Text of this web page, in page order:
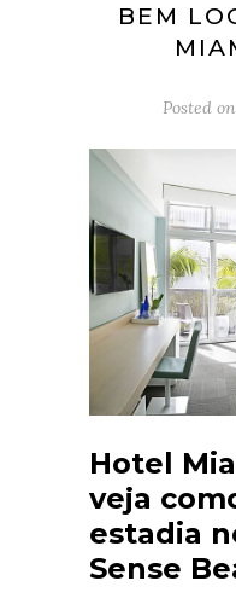
BEM
Posted on
Hotel
veja
estadia
Sense